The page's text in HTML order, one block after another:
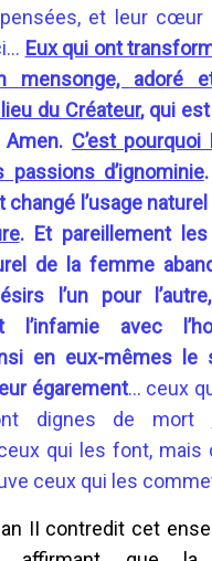
et leur cœur
Eux qui ont
mensonge, adoré
du Créateur, qui
C’est
passions d’ignominie
l’usage naturel
. Et pareillement
de la femme
l’un pour
l’infamie avec
en eux-mêmes le
égarement... ceux
dignes de
qui les font, mais
ceux qui les
II contredit cet